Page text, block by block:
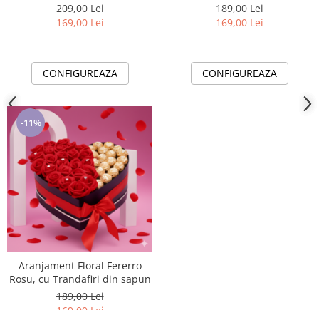
209,00 Lei
169,00 Lei
CONFIGUREAZA
Ferrero – cadoul care
impresionează din prima cu
Trandafiri din sapun
189,00 Lei
169,00 Lei
CONFIGUREAZA
-11%
Aranjament Floral Fererro
Rosu, cu Trandafiri din sapun
189,00 Lei